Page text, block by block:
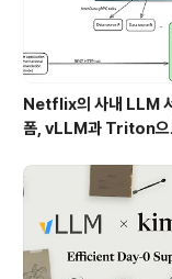
심 개념:이벤트(Event): 상
Netflix의 사내 LLM
폼, vLLM과 Triton으